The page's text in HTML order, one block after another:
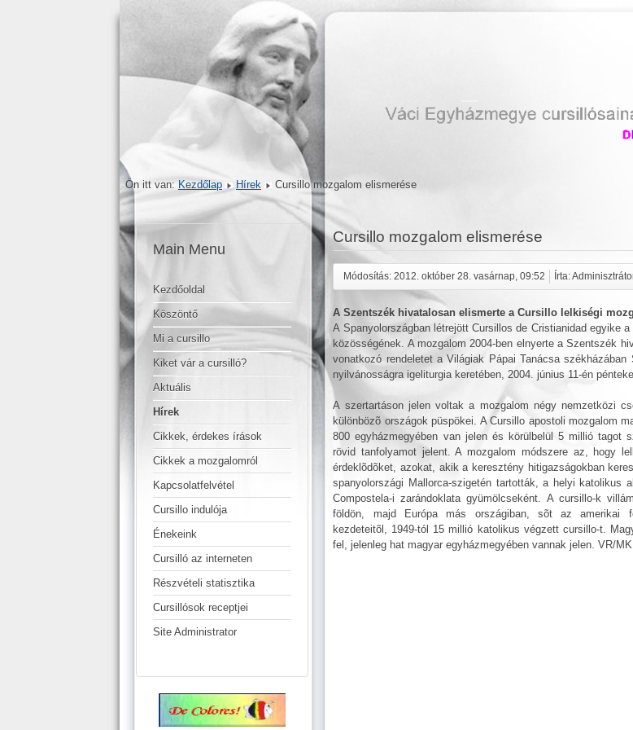
Ön itt van: Kezdőlap Hírek Cursillo mozgalom elismerése
Main Menu
Kezdőoldal
Köszöntő
Mi a cursillo
Kiket vár a cursilló?
Aktuális
Hírek
Cikkek, érdekes írások
Cikkek a mozgalomról
Kapcsolatfelvétel
Cursillo indulója
Énekeink
Cursilló az interneten
Részvételi statisztika
Cursillósok receptjei
Site Administrator
Cursillo mozgalom elismerése
Módosítás: 2012. október 28. vasárnap, 09:52 Írta:
A Szentszék hivatalosan elismerte a Cursillo lelkiségi
A Spanyolországban létrejött Cursillos de Cristianidad egyike
közösségének. A mozgalom 2004-ben elnyerte a Szentszék
vonatkozó rendeletet a Világiak Pápai Tanácsa
nyilvánosságra igeliturgia keretében, 2004. június 11-én
A szertartáson jelen voltak a mozgalom négy nemzetközi
különbözõ országok püspökei. A Cursillo apostoli mozgalom
800 egyházmegyében van jelen és körülbelül 5 millió tagot
rövid tanfolyamot jelent. A mozgalom módszere az, hogy
érdeklõdõket, azokat, akik a keresztény hitigazságokban
spanyolországi Mallorca-szigetén tartották, a helyi katolikus
Compostela-i zarándoklata gyümölcseként. A cursillo-k
földön, majd Európa más országiban, sõt az amerikai
kezdeteitõl, 1949-tól 15 millió katolikus végzett cursillo-t.
fel, jelenleg hat magyar egyházmegyében vannak jelen. VR/MK